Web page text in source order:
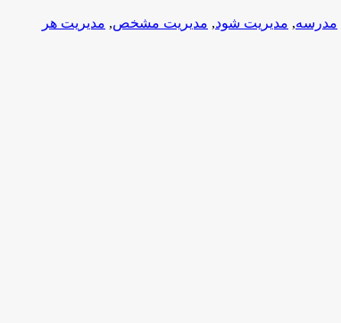
مدرسه, مدیریت شود, مدیریت مشخص, مدیریت هر